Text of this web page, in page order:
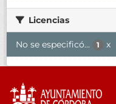
Licencias
No se especificó... 1 x